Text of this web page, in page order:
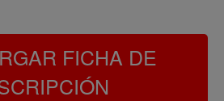
FICHA DE